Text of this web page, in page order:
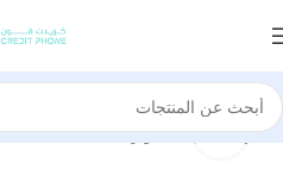
الرئيسية إكسسوارات
انقر للتكبير